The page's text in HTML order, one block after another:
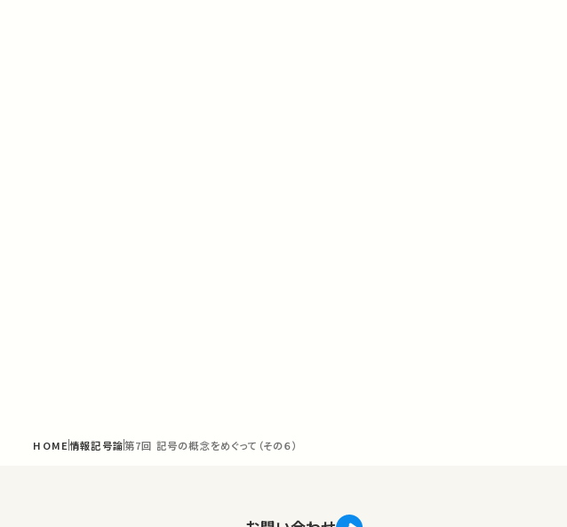
HOME情報記号論第7回 記号の概念をめぐって（その６）